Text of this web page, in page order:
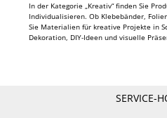
In der Kategorie „Kreativ“ finden Sie
Individualisieren. Ob Klebebänder,
Sie Materialien für kreative Projekte in
Dekoration, DIY-Ideen und visuelle
SERVICE-